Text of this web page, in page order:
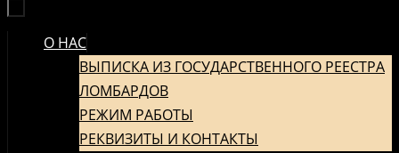
ПЕРЕЙТИ
СОДЕРЖИМОМУ
О НАС
ВЫПИСКА ИЗ ГОСУДАРСТВЕННОГО РЕЕСТРА
ЛОМБАРДОВ
РЕЖИМ РАБОТЫ
РЕКВИЗИТЫ И КОНТАКТЫ